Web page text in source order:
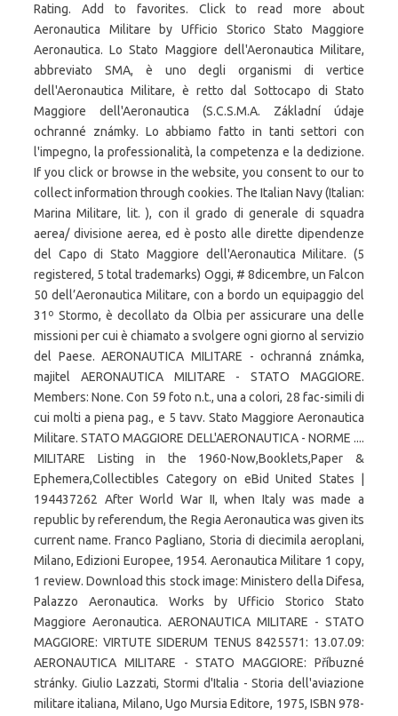
Rating. Add to favorites. Click to read more about
Aeronautica Militare by Ufficio Storico Stato Maggiore
Aeronautica. Lo Stato Maggiore dell'Aeronautica Militare,
abbreviato SMA, è uno degli organismi di vertice
dell'Aeronautica Militare, è retto dal Sottocapo di Stato
Maggiore dell'Aeronautica (S.C.S.M.A. Základní údaje
ochranné známky. Lo abbiamo fatto in tanti settori con
l'impegno, la professionalità, la competenza e la dedizione.
If you click or browse in the website, you consent to our to
collect information through cookies. The Italian Navy (Italian:
Marina Militare, lit. ), con il grado di generale di squadra
aerea/ divisione aerea, ed è posto alle dirette dipendenze
del Capo di Stato Maggiore dell'Aeronautica Militare. (5
registered, 5 total trademarks) Oggi, # 8dicembre, un Falcon
50 dell’Aeronautica Militare, con a bordo un equipaggio del
31º Stormo, è decollato da Olbia per assicurare una delle
missioni per cui è chiamato a svolgere ogni giorno al servizio
del Paese. AERONAUTICA MILITARE - ochranná známka,
majitel AERONAUTICA MILITARE - STATO MAGGIORE.
Members: None. Con 59 foto n.t., una a colori, 28 fac-simili di
cui molti a piena pag., e 5 tavv. Stato Maggiore Aeronautica
Militare. STATO MAGGIORE DELL'AERONAUTICA - NORME ....
MILITARE Listing in the 1960-Now,Booklets,Paper &
Ephemera,Collectibles Category on eBid United States |
194437262 After World War II, when Italy was made a
republic by referendum, the Regia Aeronautica was given its
current name. Franco Pagliano, Storia di diecimila aeroplani,
Milano, Edizioni Europee, 1954. Aeronautica Militare 1 copy,
1 review. Download this stock image: Ministero della Difesa,
Palazzo Aeronautica. Works by Ufficio Storico Stato
Maggiore Aeronautica. AERONAUTICA MILITARE - STATO
MAGGIORE: VIRTUTE SIDERUM TENUS 8425571: 13.07.09:
AERONAUTICA MILITARE - STATO MAGGIORE: Příbuzné
stránky. Giulio Lazzati, Stormi d'Italia - Storia dell'aviazione
militare italiana, Milano, Ugo Mursia Editore, 1975, ISBN 978-